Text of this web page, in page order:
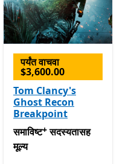
पर्यंत वाचवा
$3,600.00
Tom Clancy's
Ghost Recon
Breakpoint
समाविष्ट सदस्यतासह मूल्य
समाविष्ट+ सदस्यतासह
मूल्य